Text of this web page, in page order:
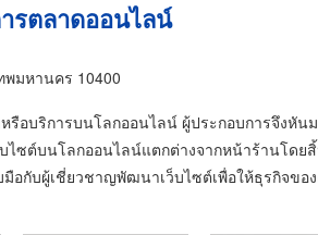
รตลาดออนไลน์
พมหานคร 10400
รือบริการบนโลกออนไลน์ ผู้ประกอบการจึงหัน
ซต์บนโลกออนไลน์แตกต่างจากหน้าร้านโดย
อกับผู้เชี่ยวชาญพัฒนาเว็บไซต์เพื่อให้ธุรกิจข